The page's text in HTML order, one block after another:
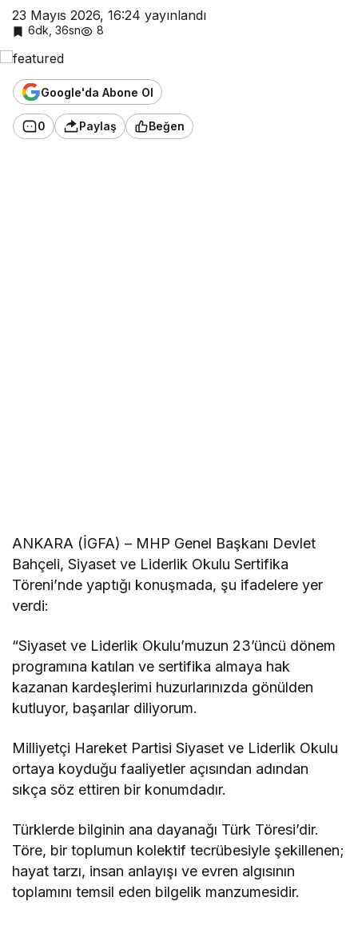
23 Mayıs 2026, 16:24 yayınlandı
6dk, 36sn 8
Google'da Abone Ol
0 Paylaş Beğen
ANKARA (İGFA) – MHP Genel Başkanı Devlet
Bahçeli, Siyaset ve Liderlik Okulu Sertifika
Töreni’nde yaptığı konuşmada, şu ifadelere yer
verdi:
“Siyaset ve Liderlik Okulu’muzun 23’üncü dönem
programına katılan ve sertifika almaya hak
kazanan kardeşlerimi huzurlarınızda gönülden
kutluyor, başarılar diliyorum.
Milliyetçi Hareket Partisi Siyaset ve Liderlik Okulu
ortaya koyduğu faaliyetler açısından adından
sıkça söz ettiren bir konumdadır.
Türklerde bilginin ana dayanağı Türk Töresi’dir.
Töre, bir toplumun kolektif tecrübesiyle şekillenen;
hayat tarzı, insan anlayışı ve evren algısının
toplamını temsil eden bilgelik manzumesidir.